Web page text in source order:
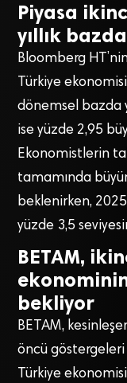
Piyasa
yıllık
Bloomberg
Türkiye
dönemsel bazda
ise yüzde 2,95
Ekonomistlerin
tamamında
beklenirken,
yüzde 3,5
BETAM,
bekliyor
BETAM,
öncü göstergeleri
Türkiye